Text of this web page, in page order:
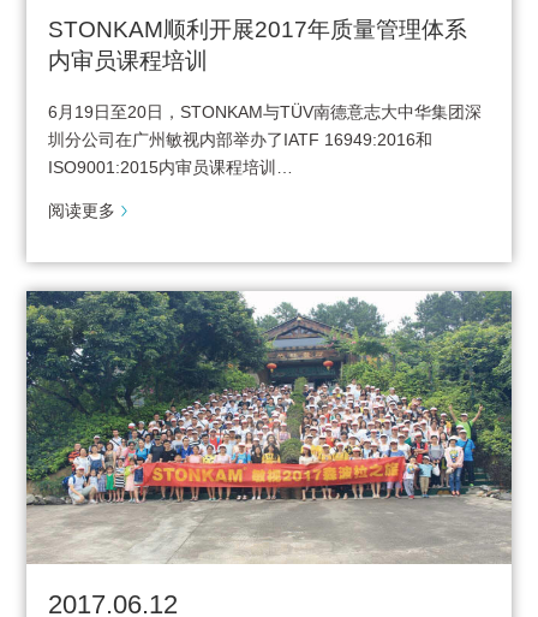
STONKAM顺利开展2017年质量管理体系
内审员课程培训
6月19日至20日，STONKAM与TÜV南德意志大中华集团深
圳分公司在广州敏视内部举办了IATF 16949:2016和
ISO9001:2015内审员课程培训…
阅读更多
2017.06.12